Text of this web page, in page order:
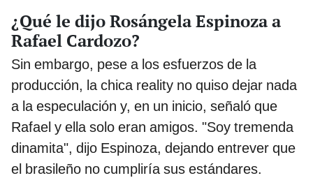
¿Qué le dijo Rosángela Espinoza a
Rafael Cardozo?
Sin embargo, pese a los esfuerzos de la
producción, la chica reality no quiso dejar nada
a la especulación y, en un inicio, señaló que
Rafael y ella solo eran amigos. "Soy tremenda
dinamita", dijo Espinoza, dejando entrever que
el brasileño no cumpliría sus estándares.